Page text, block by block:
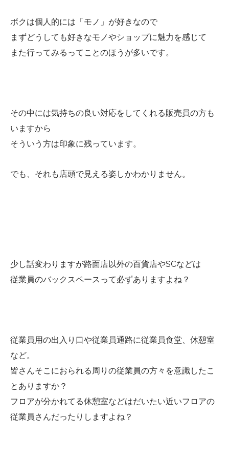
ボクは個人的には「モノ」が好きなので
まずどうしても好きなモノやショップに魅力を感じて
また行ってみるってことのほうが多いです。
その中には気持ちの良い対応をしてくれる販売員の方も
いますから
そういう方は印象に残っています。
でも、それも店頭で見える姿しかわかりません。
少し話変わりますが路面店以外の百貨店やSCなどは
従業員のバックスペースって必ずありますよね？
従業員用の出入り口や従業員通路に従業員食堂、休憩室
など。
皆さんそこにおられる周りの従業員の方々を意識したこ
とありますか？
フロアが分かれてる休憩室などはだいたい近いフロアの
従業員さんだったりしますよね？